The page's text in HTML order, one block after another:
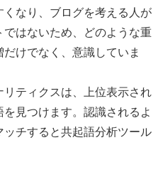
なり、ブログを考える人が
はないため、どのような重
けでなく、意識していま
ティクスは、上位表示され
見つけます。認識されるよ
チすると共起語分析ツール